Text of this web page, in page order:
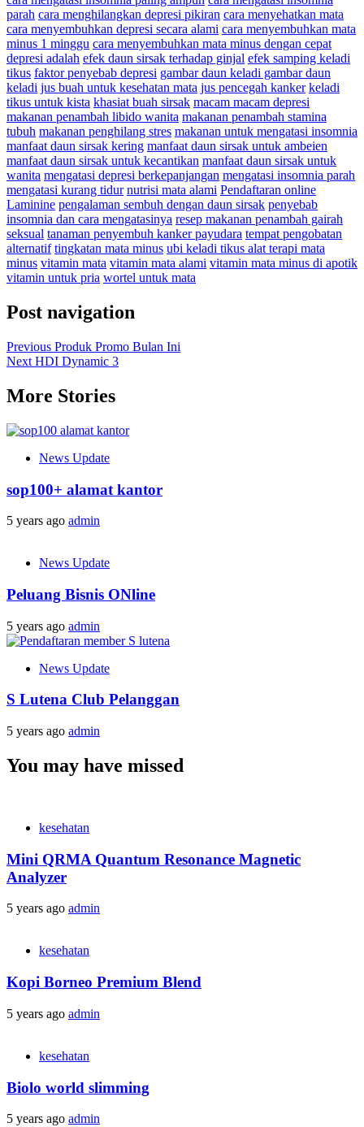
parah cara menghilangkan depresi pikiran cara menyehatkan mata
cara menyembuhkan depresi secara alami cara menyembuhkan mata
minus 1 minggu cara menyembuhkan mata minus dengan cepat
depresi adalah efek daun sirsak terhadap ginjal efek samping keladi
tikus faktor penyebab depresi gambar daun keladi gambar daun
keladi jus buah untuk kesehatan mata jus pencegah kanker keladi
tikus untuk kista khasiat buah sirsak macam macam depresi
makanan penambah libido wanita makanan penambah stamina
tubuh makanan penghilang stres makanan untuk mengatasi insomnia
manfaat daun sirsak kering manfaat daun sirsak untuk ambeien
manfaat daun sirsak untuk kecantikan manfaat daun sirsak untuk
wanita mengatasi depresi berkepanjangan mengatasi insomnia parah
mengatasi kurang tidur nutrisi mata alami Pendaftaran online
Laminine pengalaman sembuh dengan daun sirsak penyebab
insomnia dan cara mengatasinya resep makanan penambah gairah
seksual tanaman penyembuh kanker payudara tempat pengobatan
alternatif tingkatan mata minus ubi keladi tikus alat terapi mata
minus vitamin mata vitamin mata alami vitamin mata minus di apotik
vitamin untuk pria wortel untuk mata
Post navigation
Previous Produk Promo Bulan Ini
Next HDI Dynamic 3
More Stories
News Update
sop100+ alamat kantor
5 years ago admin
News Update
Peluang Bisnis ONline
5 years ago admin
News Update
S Lutena Club Pelanggan
5 years ago admin
You may have missed
kesehatan
Mini QRMA Quantum Resonance Magnetic
Analyzer
5 years ago admin
kesehatan
Kopi Borneo Premium Blend
5 years ago admin
kesehatan
Biolo world slimming
5 years ago admin